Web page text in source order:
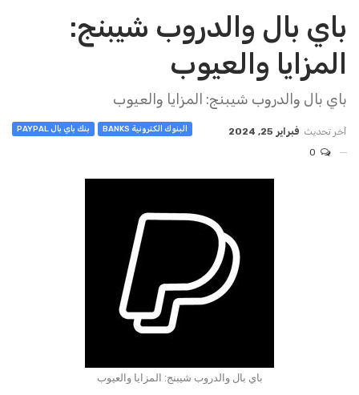
باي بال والدروب شيبنج:
المزايا والعيوب
باي بال والدروب شيبنج: المزايا والعيوب
البنوك الكترونية BANKS بنك باي بال PAYPAL آخر تحديث فبراير 25, 2024
باي بال والدروب شيبنج: المزايا والعيوب